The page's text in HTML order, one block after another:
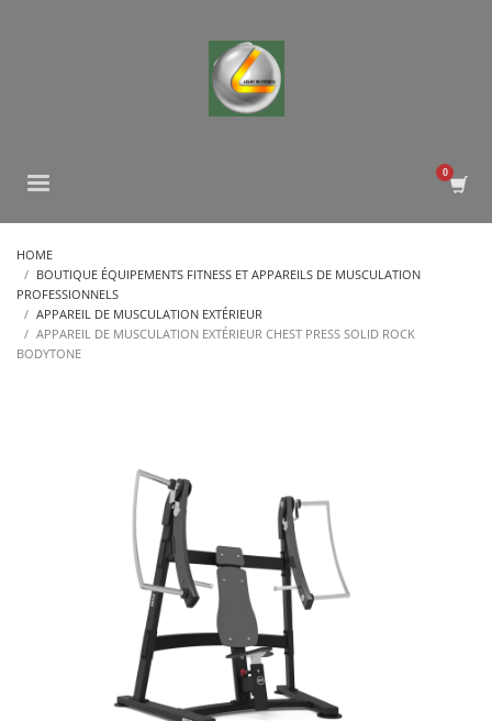
HOME
BOUTIQUE ÉQUIPEMENTS FITNESS ET APPAREILS DE MUSCULATION
PROFESSIONNELS
APPAREIL DE MUSCULATION EXTÉRIEUR
APPAREIL DE MUSCULATION EXTÉRIEUR CHEST PRESS SOLID ROCK
BODYTONE